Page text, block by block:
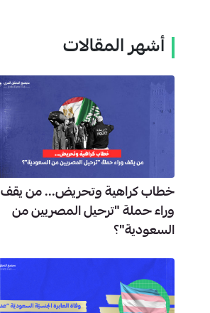
أشهر المقالات
خطاب كراهية وتحريض... من يقف
وراء حملة "ترحيل المصريين من
السعودية"؟